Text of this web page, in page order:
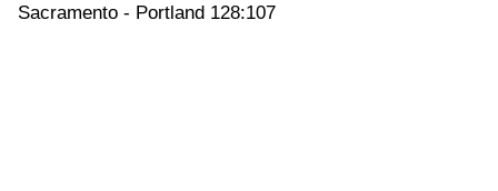
Sacramento - Portland 128:107